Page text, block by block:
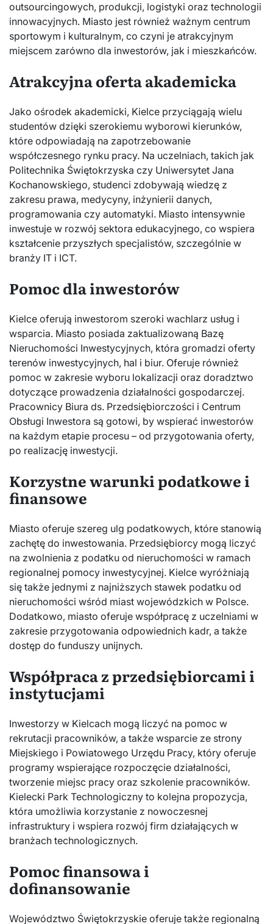
outsourcingowych, produkcji, logistyki oraz technologii
innowacyjnych. Miasto jest również ważnym centrum
sportowym i kulturalnym, co czyni je atrakcyjnym
miejscem zarówno dla inwestorów, jak i mieszkańców.
Atrakcyjna oferta akademicka
Jako ośrodek akademicki, Kielce przyciągają wielu
studentów dzięki szerokiemu wyborowi kierunków,
które odpowiadają na zapotrzebowanie
współczesnego rynku pracy. Na uczelniach, takich jak
Politechnika Świętokrzyska czy Uniwersytet Jana
Kochanowskiego, studenci zdobywają wiedzę z
zakresu prawa, medycyny, inżynierii danych,
programowania czy automatyki. Miasto intensywnie
inwestuje w rozwój sektora edukacyjnego, co wspiera
kształcenie przyszłych specjalistów, szczególnie w
branży IT i ICT.
Pomoc dla inwestorów
Kielce oferują inwestorom szeroki wachlarz usług i
wsparcia. Miasto posiada zaktualizowaną Bazę
Nieruchomości Inwestycyjnych, która gromadzi oferty
terenów inwestycyjnych, hal i biur. Oferuje również
pomoc w zakresie wyboru lokalizacji oraz doradztwo
dotyczące prowadzenia działalności gospodarczej.
Pracownicy Biura ds. Przedsiębiorczości i Centrum
Obsługi Inwestora są gotowi, by wspierać inwestorów
na każdym etapie procesu – od przygotowania oferty,
po realizację inwestycji.
Korzystne warunki podatkowe i
finansowe
Miasto oferuje szereg ulg podatkowych, które stanowią
zachętę do inwestowania. Przedsiębiorcy mogą liczyć
na zwolnienia z podatku od nieruchomości w ramach
regionalnej pomocy inwestycyjnej. Kielce wyróżniają
się także jednymi z najniższych stawek podatku od
nieruchomości wśród miast wojewódzkich w Polsce.
Dodatkowo, miasto oferuje współpracę z uczelniami w
zakresie przygotowania odpowiednich kadr, a także
dostęp do funduszy unijnych.
Współpraca z przedsiębiorcami i
instytucjami
Inwestorzy w Kielcach mogą liczyć na pomoc w
rekrutacji pracowników, a także wsparcie ze strony
Miejskiego i Powiatowego Urzędu Pracy, który oferuje
programy wspierające rozpoczęcie działalności,
tworzenie miejsc pracy oraz szkolenie pracowników.
Kielecki Park Technologiczny to kolejna propozycja,
która umożliwia korzystanie z nowoczesnej
infrastruktury i wspiera rozwój firm działających w
branżach technologicznych.
Pomoc finansowa i
dofinansowanie
Województwo Świętokrzyskie oferuje także regionalną